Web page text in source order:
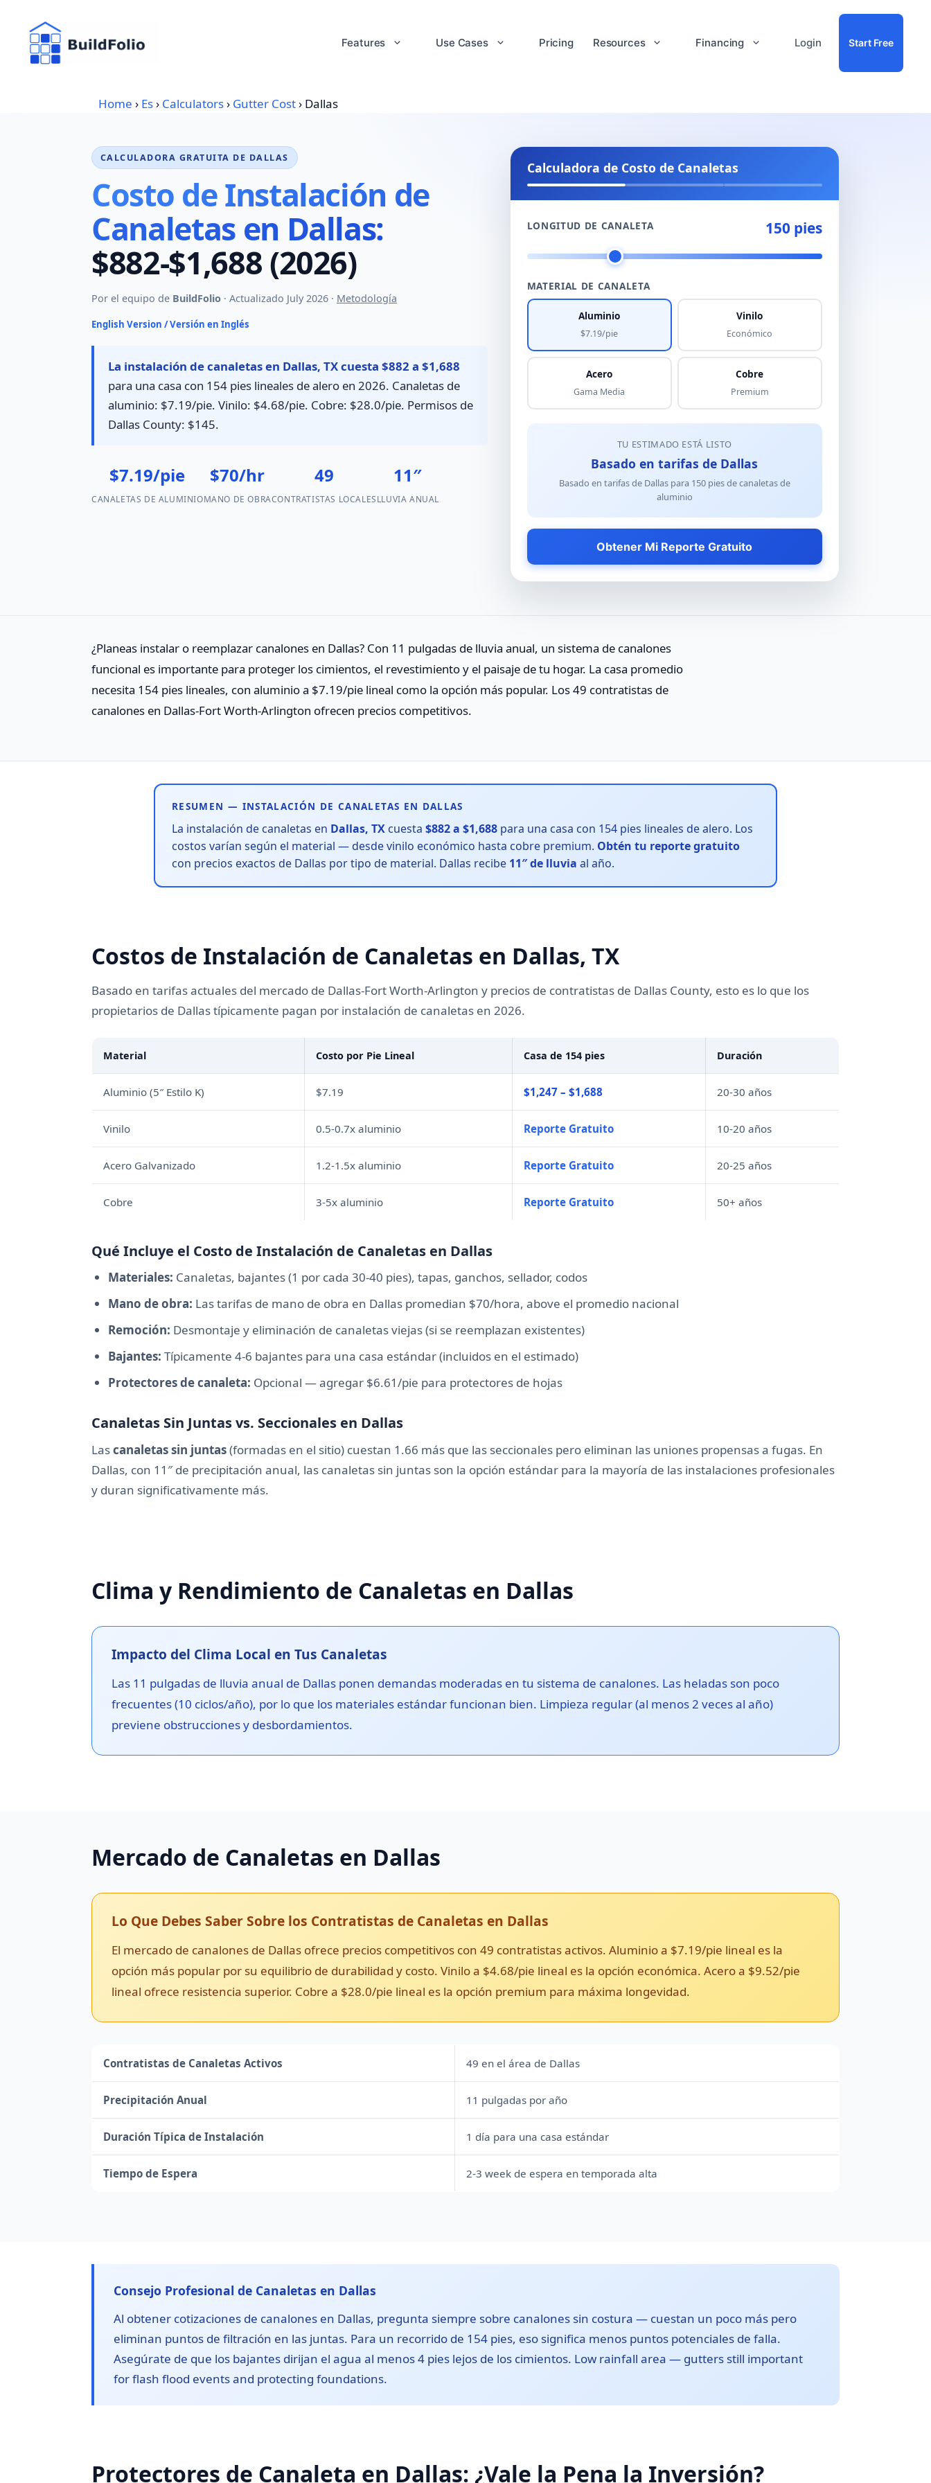
content
Features Use Cases Pricing Resources Financing Login Start Free
Home › Es› Calculators› Gutter Cost› Dallas
CALCULADORA GRATUITA DE DALLAS
Costo de Instalación de
Canaletas en Dallas:
$882-$1,688 (2026)
Por el equipo de BuildFolio · Actualizado July 2026 · Metodología
English Version / Versión en Inglés
La instalación de canaletas en Dallas, TX cuesta $882 a $1,688
para una casa con 154 pies lineales de alero en 2026. Canaletas de
aluminio: $7.19/pie. Vinilo: $4.68/pie. Cobre: $28.0/pie. Permisos de
Dallas County: $145.
$7.19/pie
CANALETAS DE ALUMINIO
$70/hr
MANO DE OBRA
49
CONTRATISTAS LOCALES
11″
LLUVIA ANUAL
Calculadora de Costo de Canaletas
LONGITUD DE CANALETA 150 pies
MATERIAL DE CANALETA
Aluminio
$7.19/pie
Vinilo
Económico
Acero
Gama Media
Cobre
Premium
TU ESTIMADO ESTÁ LISTO
Basado en tarifas de Dallas
Basado en tarifas de Dallas para 150pies decanaletas de
aluminio
Obtener Mi Reporte Gratuito
¿Planeas instalar o reemplazar canalones en Dallas? Con 11 pulgadas de lluvia anual, un sistema de canalones
funcional es importante para proteger los cimientos, el revestimiento y el paisaje de tu hogar. La casa promedio
necesita 154 pies lineales, con aluminio a $7.19/pie lineal como la opción más popular. Los 49 contratistas de
canalones en Dallas-Fort Worth-Arlington ofrecen precios competitivos.
RESUMEN — INSTALACIÓN DE CANALETAS EN DALLAS
La instalación de canaletas en Dallas, TX cuesta $882 a $1,688 para una casa con 154 pies lineales de alero. Los
costos varían según el material — desde vinilo económico hasta cobre premium. Obtén tu reporte gratuito
con precios exactos de Dallas por tipo de material. Dallas recibe 11″ de lluvia al año.
Costos de Instalación de Canaletas en Dallas, TX
Basado en tarifas actuales del mercado de Dallas-Fort Worth-Arlington y precios de contratistas de Dallas County, esto es lo que los
propietarios de Dallas típicamente pagan por instalación de canaletas en 2026.
Material Costo por Pie Lineal Casa de 154 pies Duración
Aluminio (5″ Estilo K) $7.19 $1,247 – $1,688 20-30 años
Vinilo 0.5-0.7x aluminio Reporte Gratuito 10-20 años
Acero Galvanizado 1.2-1.5x aluminio Reporte Gratuito 20-25 años
Cobre 3-5x aluminio Reporte Gratuito 50+ años
Qué Incluye el Costo de Instalación de Canaletas en Dallas
Materiales: Canaletas, bajantes (1 por cada 30-40 pies), tapas, ganchos, sellador, codos
Mano de obra: Las tarifas de mano de obra en Dallas promedian $70/hora, above el promedio nacional
Remoción: Desmontaje y eliminación de canaletas viejas (si se reemplazan existentes)
Bajantes: Típicamente 4-6 bajantes para una casa estándar (incluidos en el estimado)
Protectores de canaleta: Opcional — agregar $6.61/pie para protectores de hojas
Canaletas Sin Juntas vs. Seccionales en Dallas
Lascanaletas sin juntas(formadas en el sitio) cuestan 1.66 más que las seccionales pero eliminan las uniones propensas a fugas. En
Dallas, con 11″ de precipitación anual, las canaletas sin juntas son la opción estándar para la mayoría de las instalaciones profesionales
y duran significativamente más.
Clima y Rendimiento de Canaletas en Dallas
Impacto del Clima Local en Tus Canaletas
Las 11 pulgadas de lluvia anual de Dallas ponen demandas moderadas en tu sistema de canalones. Las heladas son poco
frecuentes (10 ciclos/año), por lo que los materiales estándar funcionan bien. Limpieza regular (al menos 2 veces al año)
previene obstrucciones y desbordamientos.
Mercado de Canaletas en Dallas
Lo Que Debes Saber Sobre los Contratistas de Canaletas en Dallas
El mercado de canalones de Dallas ofrece precios competitivos con 49 contratistas activos. Aluminio a $7.19/pie lineal es la
opción más popular por su equilibrio de durabilidad y costo. Vinilo a $4.68/pie lineal es la opción económica. Acero a $9.52/pie
lineal ofrece resistencia superior. Cobre a $28.0/pie lineal es la opción premium para máxima longevidad.
Contratistas de Canaletas Activos 49 en el área de Dallas
Precipitación Anual 11 pulgadas por año
Duración Típica de Instalación 1 día para una casa estándar
Tiempo de Espera 2-3 week de espera en temporada alta
Consejo Profesional de Canaletas en Dallas
Al obtener cotizaciones de canalones en Dallas, pregunta siempre sobre canalones sin costura — cuestan un poco más pero
eliminan puntos de filtración en las juntas. Para un recorrido de 154 pies, eso significa menos puntos potenciales de falla.
Asegúrate de que los bajantes dirijan el agua al menos 4 pies lejos de los cimientos. Low rainfall area — gutters still important
for flash flood events and protecting foundations.
Protectores de Canaleta en Dallas: ¿Vale la Pena la Inversión?